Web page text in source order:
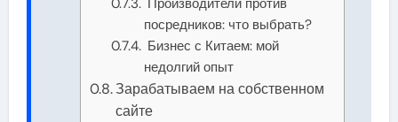
посредников: что выбрать?
Бизнес с Китаем: мой
недолгий опыт
Зарабатываем на собственном
сайте